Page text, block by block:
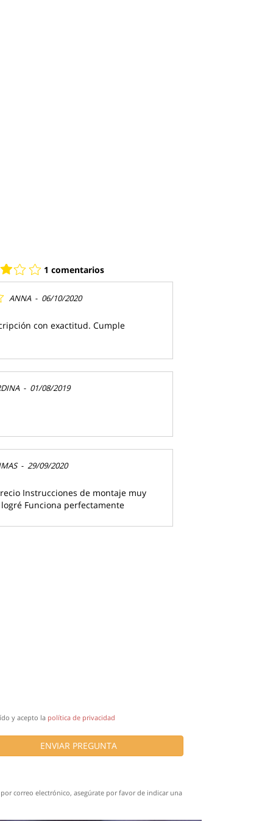
1 comentarios
ANNA - 06/10/2020
con exactitud. Cumple
- 01/08/2019
- 29/09/2020
Instrucciones de montaje muy
Funciona perfectamente
y acepto la política de privacidad
ENVIAR PREGUNTA
correo electrónico, asegúrate por favor de indicar una